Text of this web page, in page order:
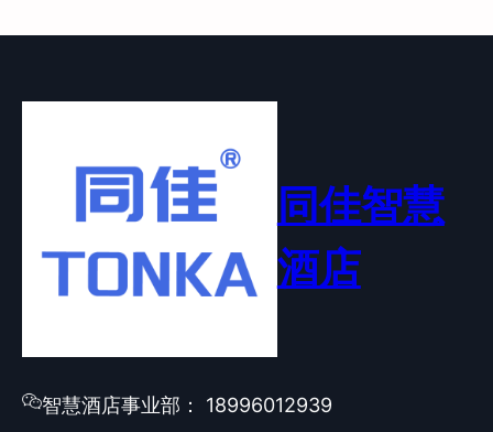
同佳智慧
酒店
智慧酒店事业部： 18996012939